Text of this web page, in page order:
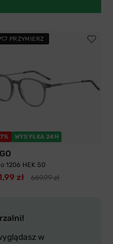
w
PRZYMIERZ
WYSYŁKA 24H
1206 HEK 50
zł 669,99 zł